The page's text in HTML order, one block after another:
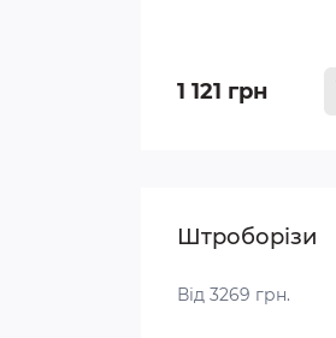
1 121 грн
Штроборізи
Від 3269 грн.